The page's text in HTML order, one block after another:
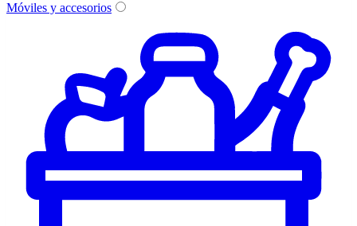
Móviles y accesorios